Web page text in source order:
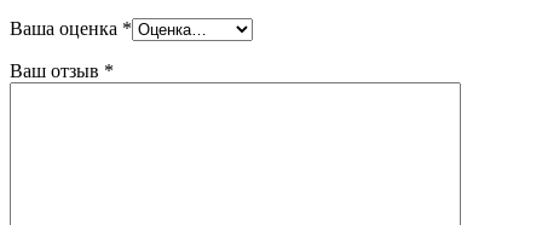
Ваша оценка *
Ваш отзыв *